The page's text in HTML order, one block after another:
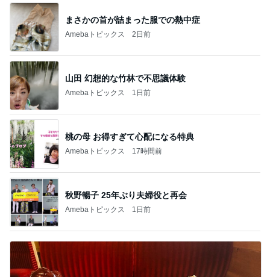
まさかの首が詰まった服での熱中症
Amebaトピックス 2日前
山田 幻想的な竹林で不思議体験
Amebaトピックス 1日前
桃の母 お得すぎて心配になる特典
Amebaトピックス 17時間前
秋野暢子 25年ぶり夫婦役と再会
Amebaトピックス 1日前